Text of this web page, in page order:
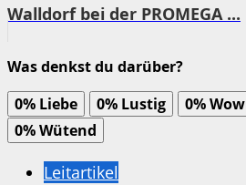
Walldorf bei der PROMEGA ...
Was denkst du darüber?
0% Liebe 0% Lustig 0%Wow
0%Wütend
Leitartikel